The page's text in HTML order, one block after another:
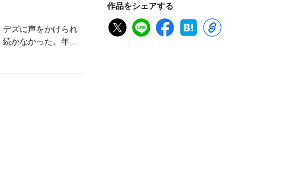
作品をシェアする
ズに声をかけられ
かなかった。年上
った。――月日は流